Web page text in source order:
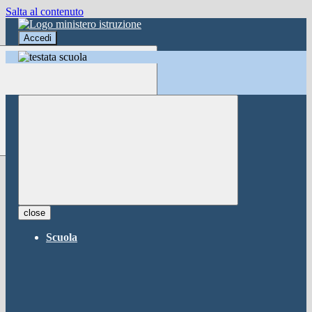
Salta al contenuto
Accedi
Accedi
button close ×
close
Scuola